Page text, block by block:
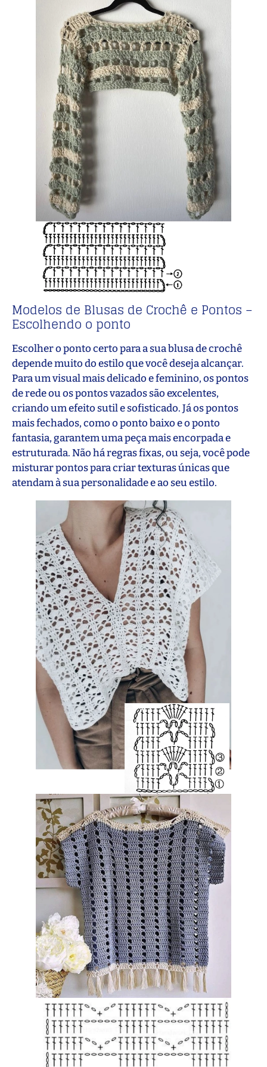
Modelos de Blusas de Crochê e Pontos –
Escolhendo o ponto
Escolher o ponto certo para a sua blusa de crochê
depende muito do estilo que você deseja alcançar.
Para um visual mais delicado e feminino, os pontos
de rede ou os pontos vazados são excelentes,
criando um efeito sutil e sofisticado. Já os pontos
mais fechados, como o ponto baixo e o ponto
fantasia, garantem uma peça mais encorpada e
estruturada. Não há regras fixas, ou seja, você pode
misturar pontos para criar texturas únicas que
atendam à sua personalidade e ao seu estilo.